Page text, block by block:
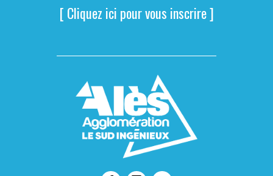
[ Cliquez ici pour vous inscrire ]